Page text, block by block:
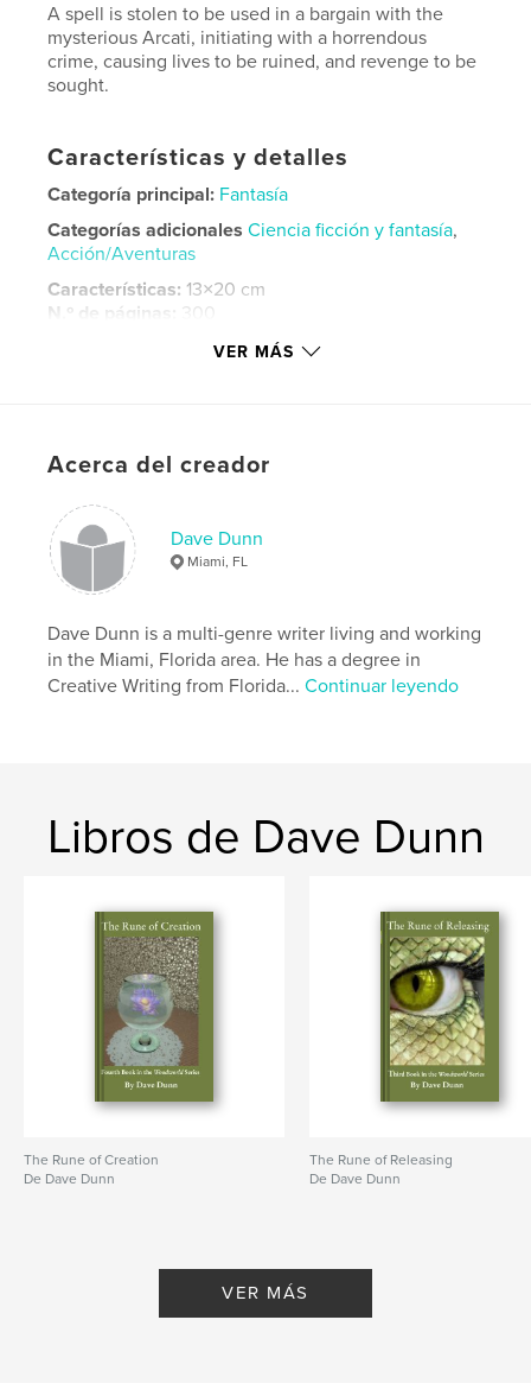
A spell is stolen to be used in a bargain with the
mysterious Arcati, initiating with a horrendous
crime, causing lives to be ruined, and revenge to be
sought.
Características y detalles
Categoría principal: Fantasía
Categorías adicionales Ciencia ficción y fantasía,
Acción/Aventuras
Características: 13×20 cm
N.º de páginas: 300
IdiomaEnglish
VER MÁS
Acerca del creador
Dave Dunn
Miami, FL
Dave Dunn is a multi-genre writer living and working
in the Miami, Florida area. He has a degree in
Creative Writing from Florida...Continuar leyendo
Libros de Dave Dunn
The Rune of Creation
De Dave Dunn
The Rune of Releasing
De Dave Dunn
VER MÁS